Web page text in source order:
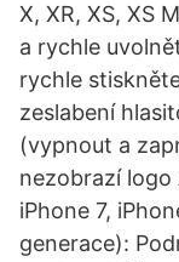
X, XR, XS, XS
a rychle
rychle
zeslabení
(vypnout a
nezobrazí logo
iPhone 7,
generace):